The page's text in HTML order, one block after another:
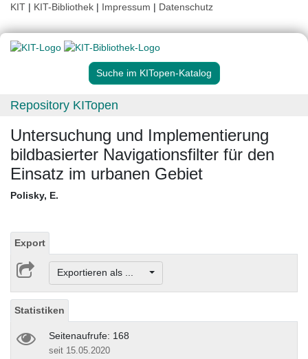
KIT | KIT-Bibliothek | Impressum | Datenschutz
Suche im KITopen-Katalog
Repository KITopen
Untersuchung und Implementierung
bildbasierter Navigationsfilter für den
Einsatz im urbanen Gebiet
Polisky, E.
Export
Exportieren als ...
Statistiken
Seitenaufrufe: 168
seit 15.05.2020